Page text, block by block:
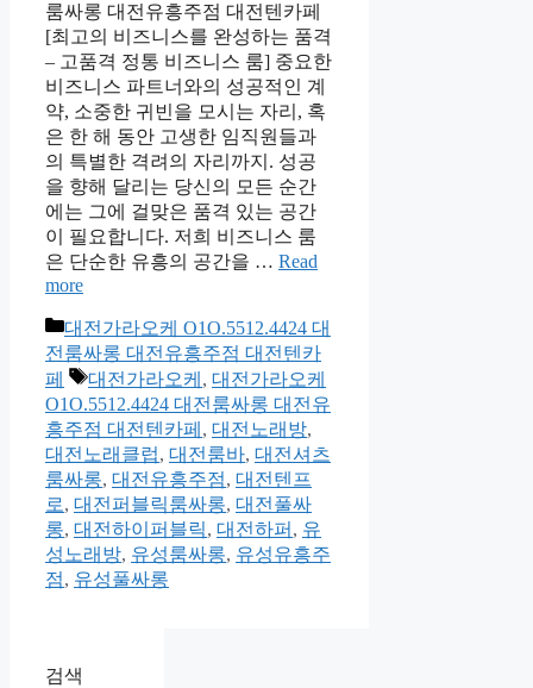
룸싸롱 대전유흥주점 대전텐카페
[최고의 비즈니스를 완성하는 품격
– 고품격 정통 비즈니스 룸] 중요한
비즈니스 파트너와의 성공적인 계
약, 소중한 귀빈을 모시는 자리, 혹
은 한 해 동안 고생한 임직원들과
의 특별한 격려의 자리까지. 성공
을 향해 달리는 당신의 모든 순간
에는 그에 걸맞은 품격 있는 공간
이 필요합니다. 저희 비즈니스 룸
은 단순한 유흥의 공간을 … Read
more
카
테
고
리
대전가라오케 O1O.5512.4424 대
전룸싸롱 대전유흥주점 대전텐카
페
태
그
대전가라오케 , 대전가라오케
O1O.5512.4424 대전룸싸롱 대전유
흥주점 대전텐카페 , 대전노래방,
대전노래클럽, 대전룸바, 대전셔츠
룸싸롱, 대전유흥주점, 대전텐프
로, 대전퍼블릭룸싸롱, 대전풀싸
롱, 대전하이퍼블릭, 대전하퍼 , 유
성노래방, 유성룸싸롱, 유성유흥주
점, 유성풀싸롱
검색